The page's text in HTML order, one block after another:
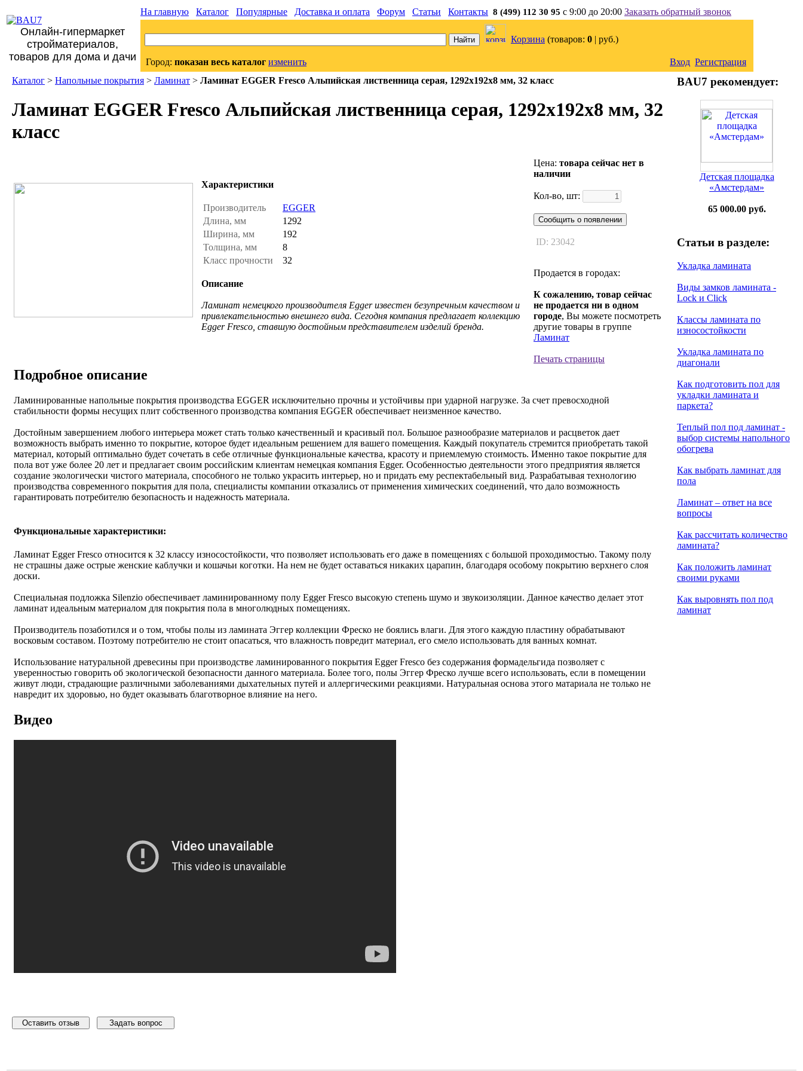
Онлайн-гипермаркет
стройматериалов,
товаров для дома и дачи
На главную Каталог Популярные Доставка и оплата Форум Статьи Контакты 8 (499) 112 30 95 с 9:00 до 20:00 Заказать обратный звонок
Корзина (товаров: 0 | руб.)
Город: показан весь каталог изменить Вход Регистрация
Каталог > Напольные покрытия > Ламинат > Ламинат EGGER Fresco Альпийская лиственница серая, 1292х192х8 мм, 32 класс
Ламинат EGGER Fresco Альпийская лиственница серая, 1292х192х8 мм, 32
класс
Характеристики
Производитель
EGGER
Длина, мм
1292
Ширина, мм
192
Толщина, мм
8
Класс прочности
32
Описание
Ламинат немецкого производителя Egger известен безупречным качеством и
привлекательностью внешнего вида. Сегодня компания предлагает коллекцию
Egger Fresco, ставшую достойным представителем изделий бренда.
Цена: товара сейчас нет в
наличии
Кол-во, шт:
Сообщить о появлении
ID: 23042
Продается в городах:
К сожалению, товар сейчас
не продается ни в одном
городе, Вы можете посмотреть
другие товары в группе
Ламинат
Печать страницы
Подробное описание
Ламинированные напольные покрытия производства EGGER исключительно прочны и устойчивы при ударной нагрузке. За счет превосходной
стабильности формы несущих плит собственного производства компания EGGER обеспечивает неизменное качество.
Достойным завершением любого интерьера может стать только качественный и красивый пол. Большое разнообразие материалов и расцветок дает
возможность выбрать именно то покрытие, которое будет идеальным решением для вашего помещения. Каждый покупатель стремится приобретать такой
материал, который оптимально будет сочетать в себе отличные функциональные качества, красоту и приемлемую стоимость. Именно такое покрытие для
пола вот уже более 20 лет и предлагает своим российским клиентам немецкая компания Egger. Особенностью деятельности этого предприятия является
создание экологически чистого материала, способного не только украсить интерьер, но и придать ему респектабельный вид. Разрабатывая технологию
производства современного покрытия для пола, специалисты компании отказались от применения химических соединений, что дало возможность
гарантировать потребителю безопасность и надежность материала.
Функциональные характеристики:
Ламинат Egger Fresco относится к 32 классу износостойкости, что позволяет использовать его даже в помещениях с большой проходимостью. Такому полу
не страшны даже острые женские каблучки и кошачьи коготки. На нем не будет оставаться никаких царапин, благодаря особому покрытию верхнего слоя
доски.
Специальная подложка Silenzio обеспечивает ламинированному полу Egger Fresco высокую степень шумо и звукоизоляции. Данное качество делает этот
ламинат идеальным материалом для покрытия пола в многолюдных помещениях.
Производитель позаботился и о том, чтобы полы из ламината Эггер коллекции Фреско не боялись влаги. Для этого каждую пластину обрабатывают
восковым составом. Поэтому потребителю не стоит опасаться, что влажность повредит материал, его смело использовать для ванных комнат.
Использование натуральной древесины при производстве ламинированного покрытия Egger Fresco без содержания формадельгида позволяет с
уверенностью говорить об экологической безопасности данного материала. Более того, полы Эггер Фреско лучше всего использовать, если в помещении
живут люди, страдающие различными заболеваниями дыхательных путей и аллергическими реакциями. Натуральная основа этого матариала не только не
навредит их здоровью, но будет оказывать благотворное влияние на него.
Видео
Оставить отзыв Задать вопрос
BAU7 рекомендует:
Детская площадка
«Амстердам»
65 000.00 руб.
Статьи в разделе:
Укладка ламината
Виды замков ламината -
Lock и Click
Классы ламината по
износостойкости
Укладка ламината по
диагонали
Как подготовить пол для
укладки ламината и
паркета?
Теплый пол под ламинат -
выбор системы напольного
обогрева
Как выбрать ламинат для
пола
Ламинат – ответ на все
вопросы
Как рассчитать количество
ламината?
Как положить ламинат
своими руками
Как выровнять пол под
ламинат